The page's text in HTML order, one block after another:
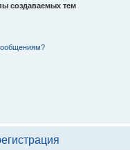
создаваемых тем